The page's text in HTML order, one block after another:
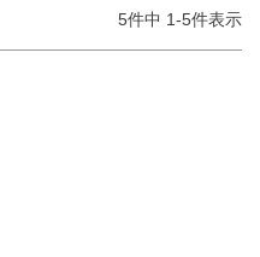
5件中 1-5件表示